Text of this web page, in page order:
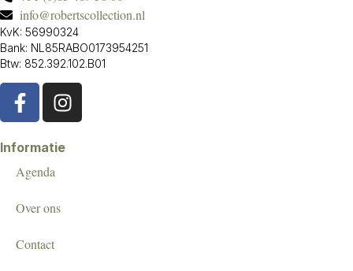
info@robertscollection.nl
KvK: 56990324
Bank: NL85RABO0173954251
Btw: 852.392.102.B01
Informatie
Agenda
Over ons
Contact